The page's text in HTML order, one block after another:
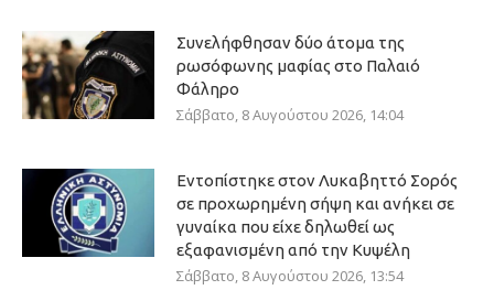
Συνελήφθησαν δύο άτομα της
ρωσόφωνης μαφίας στο Παλαιό
Φάληρο
Σάββατο, 8 Αυγούστου 2026, 14:04
Εντοπίστηκε στον Λυκαβηττό Σορός
σε προχωρημένη σήψη και ανήκει σε
γυναίκα που είχε δηλωθεί ως
εξαφανισμένη από την Κυψέλη
Σάββατο, 8 Αυγούστου 2026, 13:54